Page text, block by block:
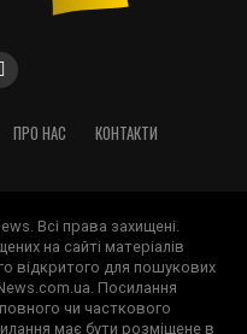
ПРО НАС КОНТАКТИ
Всі права захищені.
на сайті матеріалів
відкритого для пошукових
Посилання
чи часткового
має бути розміщене в